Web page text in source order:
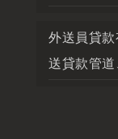
外送員貸
送貸款管